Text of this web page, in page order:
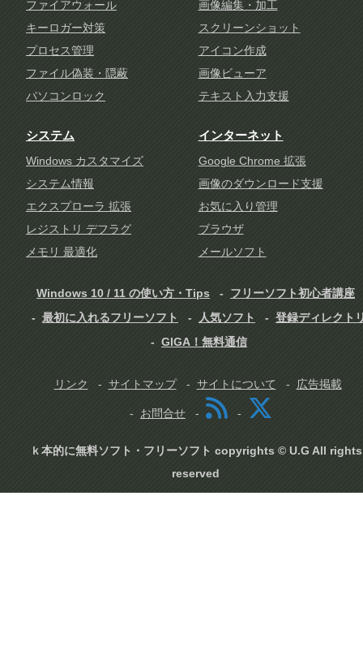
ファイアウォール
キーロガー対策
プロセス管理
ファイル偽装・隠蔽
パソコンロック
画像編集・加工
スクリーンショット
アイコン作成
画像ビューア
テキスト入力支援
システム
Windows カスタマイズ
システム情報
エクスプローラ 拡張
レジストリ デフラグ
メモリ 最適化
インターネット
Google Chrome 拡張
画像のダウンロード支援
お気に入り管理
ブラウザ
メールソフト
Windows 10 / 11 の使い方・Tips
フリーソフト初心者講座
最初に入れるフリーソフト
人気ソフト
登録ディレクト
GIGA！無料通信
リンク サイトマップ サイトについて 広告掲載
お問合せ
ｋ本的に無料ソフト・フリーソフト copyrights © U.G All rights
reserved